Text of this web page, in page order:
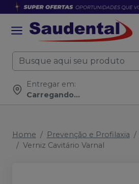
Entregar em:
Carregando...
Home Prevenção e Profilaxia
Verniz Cavitário Varnal